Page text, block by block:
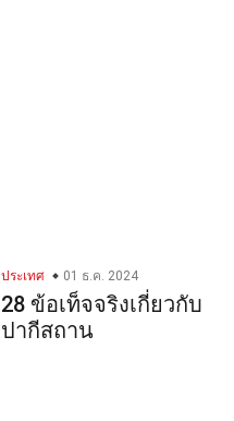
ประเทศ 01 ธ.ค. 2024
28 ข้อเท็จจริงเกี่ยวกับ
ปากีสถาน